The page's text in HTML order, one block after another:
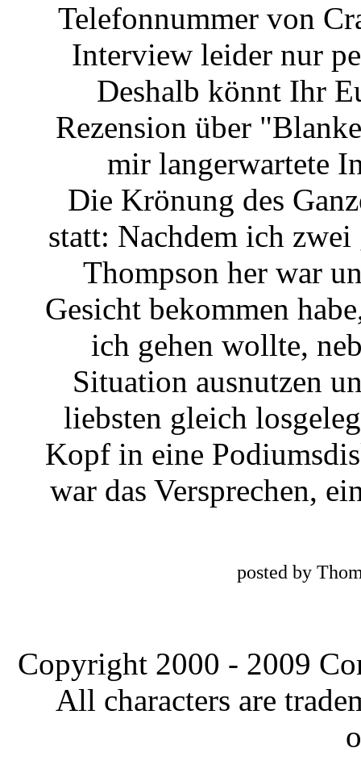
Telefonnummer von
Interview leider nur
Deshalb könnt Ihr
Rezension über
mir langerwartete
Die Krönung des
statt: Nachdem ich zwei
Thompson her war
Gesicht bekommen
ich gehen wollte,
Situation ausnutzen
liebsten gleich
Kopf in eine
war das Versprechen,
posted by
Copyright 2000 - 2009
All characters are